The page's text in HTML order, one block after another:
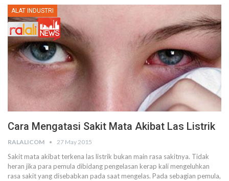
ALAT INDUSTRI
Cara Mengatasi Sakit Mata Akibat Las Listrik
RALALICOM 27 May 2015
Sakit mata akibat terkena las listrik bukan main rasa sakitnya. Tidak
heran jika para pemula dibidang pengelasan kerap kali mengeluhkan
rasa sakit yang disebabkan pada saat mengelas. Pada sebagian pemula,